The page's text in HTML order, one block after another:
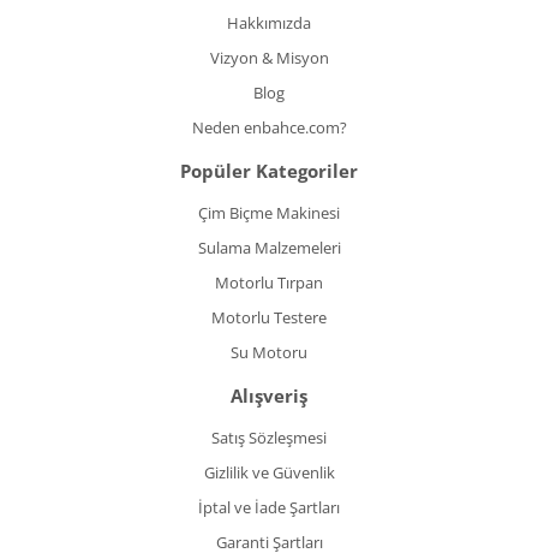
Hakkımızda
Vizyon & Misyon
Blog
Neden enbahce.com?
Popüler Kategoriler
Çim Biçme Makinesi
Sulama Malzemeleri
Motorlu Tırpan
Motorlu Testere
Su Motoru
Alışveriş
Satış Sözleşmesi
Gizlilik ve Güvenlik
İptal ve İade Şartları
Garanti Şartları